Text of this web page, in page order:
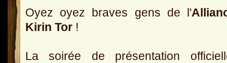
Oyez oyez braves gens de l'
Kirin Tor !
La soirée de présentation